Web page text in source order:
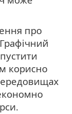
про
корисно